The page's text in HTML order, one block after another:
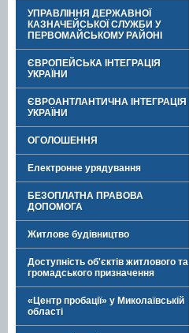
УПРАВЛІННЯ ДЕРЖАВНОЇ
КАЗНАЧЕЙСЬКОЇ СЛУЖБИ У
ПЕРВОМАЙСЬКОМУ РАЙОНІ
ЄВРОПЕЙСЬКА ІНТЕГРАЦІЯ
УКРАЇНИ
ЄВРОАНТЛАНТИЧНА ІНТЕГРАЦІЯ
УКРАЇНИ
ОГОЛОШЕННЯ
Електронне урядування
БЕЗОПЛАТНА ПРАВОВА
ДОПОМОГА
Житлове будівництво
Доступність об'єктів житлового та
громадського призначення
«Центр пробації» у Миколаївській
області